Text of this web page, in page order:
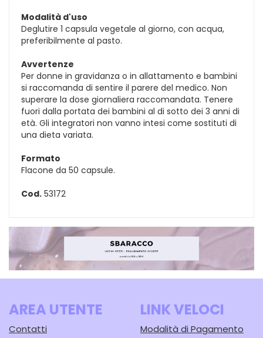
Modalità d'uso
Deglutire 1 capsula vegetale al giorno, con acqua,
preferibilmente al pasto.
Avvertenze
Per donne in gravidanza o in allattamento e bambini
si raccomanda di sentire il parere del medico. Non
superare la dose giornaliera raccomandata. Tenere
fuori dalla portata dei bambini al di sotto dei 3 anni di
età. Gli integratori non vanno intesi come sostituti di
una dieta variata.
Formato
Flacone da 50 capsule.
Cod. 53172
AREA UTENTE
Contatti
LINK VELOCI
Modalità di Pagamento